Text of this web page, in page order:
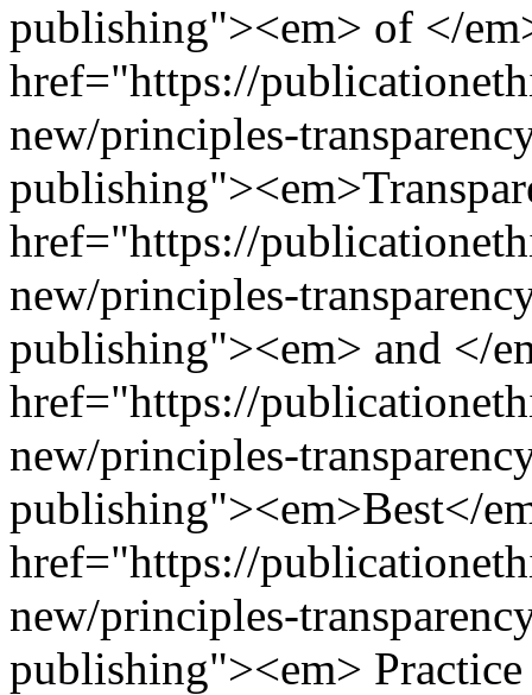
publishing"><em> of </
href="https://
new/principles-
href="https://
new/principles-
publishing"><em> and </
href="https://
new/principles-
publishing"><em>Best</
href="https://
new/principles-
publishing"><em>